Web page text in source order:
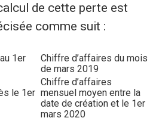
de cette perte est
comme suit :
1er
Chiffre d’affaires du mois
de mars 2019
le 1er
Chiffre d’affaires
mensuel moyen entre la
date de création et le 1er
mars 2020